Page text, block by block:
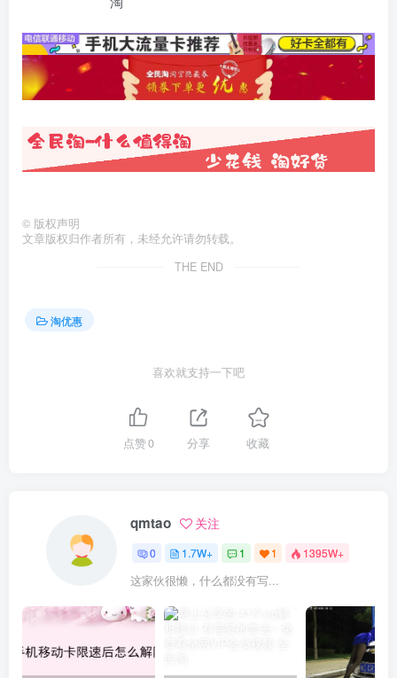
© 版权声明
文章版权归作者所有，未经允许请勿转载。
THE END
淘优惠
喜欢就支持一下吧
点赞0 分享 收藏
qmtao 关注
0 1.7W+ 1 1 1395W+
这家伙很懒，什么都没有写...